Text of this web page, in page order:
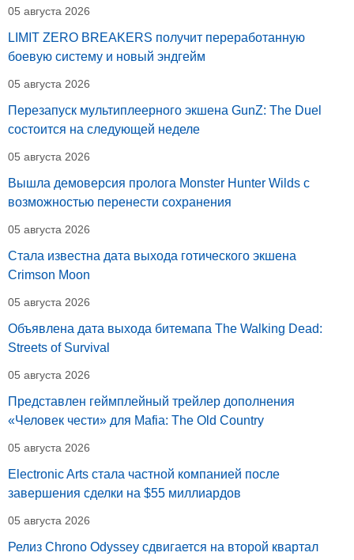
05 августа 2026
LIMIT ZERO BREAKERS получит переработанную
боевую систему и новый эндгейм
05 августа 2026
Перезапуск мультиплеерного экшена GunZ: The Duel
состоится на следующей неделе
05 августа 2026
Вышла демоверсия пролога Monster Hunter Wilds с
возможностью перенести сохранения
05 августа 2026
Стала известна дата выхода готического экшена
Crimson Moon
05 августа 2026
Объявлена дата выхода битемапа The Walking Dead:
Streets of Survival
05 августа 2026
Представлен геймплейный трейлер дополнения
«Человек чести» для Mafia: The Old Country
05 августа 2026
Electronic Arts стала частной компанией после
завершения сделки на $55 миллиардов
05 августа 2026
Релиз Chrono Odyssey сдвигается на второй квартал